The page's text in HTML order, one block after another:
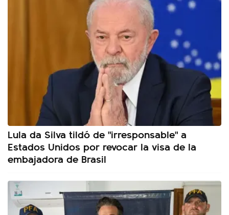
Lula da Silva tildó de "irresponsable" a
Estados Unidos por revocar la visa de la
embajadora de Brasil